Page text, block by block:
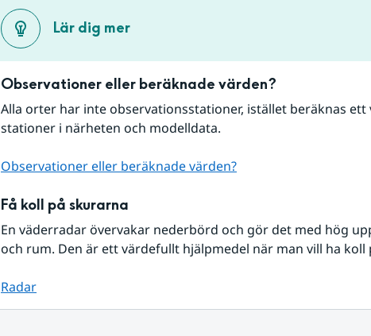
Lär dig mer
Observationer eller beräknade värden?
Alla orter har inte observationsstationer, istället beräknas
stationer i närheten och modelldata.
Observationer eller beräknade värden?
Få koll på skurarna
En väderradar övervakar nederbörd och gör det med hög
och rum. Den är ett värdefullt hjälpmedel när man vill ha koll
Radar